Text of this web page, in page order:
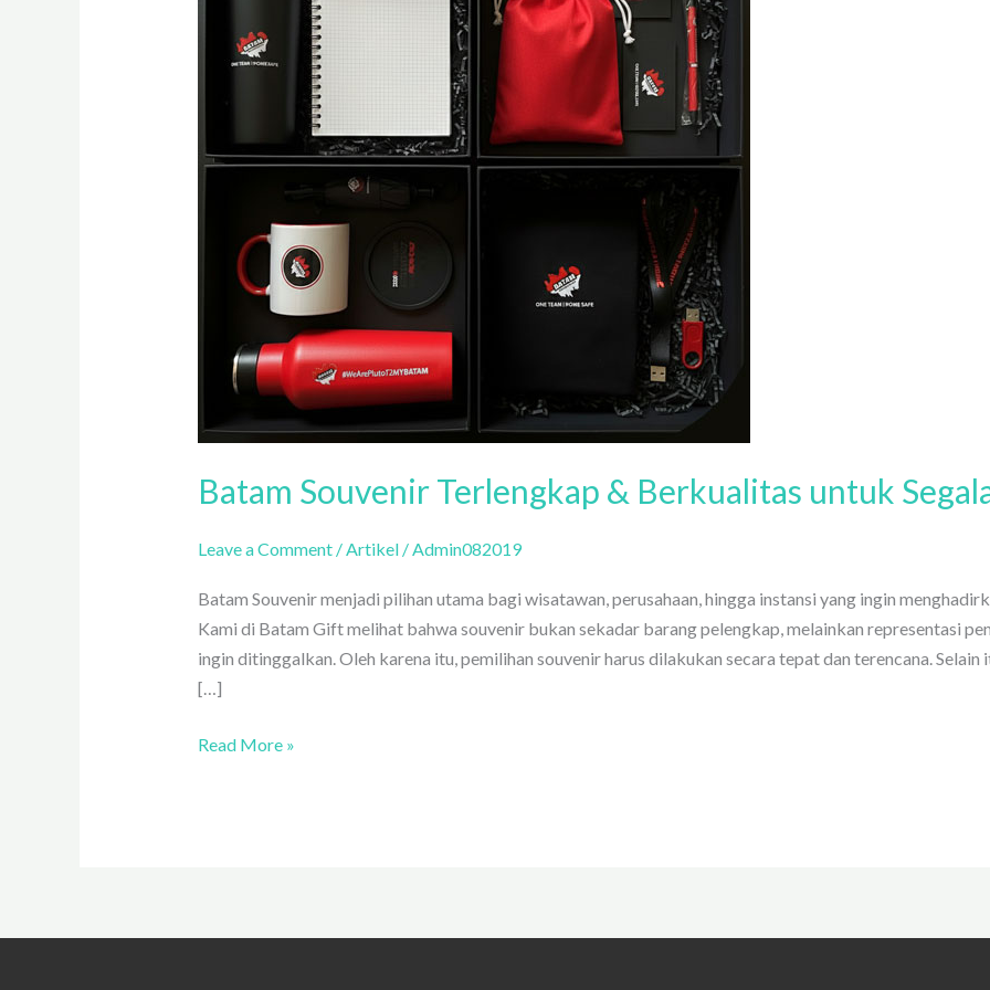
Batam Souvenir Terlengkap & Berkualitas untuk
Leave a Comment /Artikel/Admin082019
Batam Souvenir menjadi pilihan utama bagi wisatawan, perusahaan, hingga instansi yang ingin
Kami di Batam Gift melihat bahwa souvenir bukan sekadar barang pelengkap, melainkan representasi
ingin ditinggalkan. Oleh karena itu, pemilihan souvenir harus dilakukan secara tepat dan terencana.
[…]
untuk
Read More »